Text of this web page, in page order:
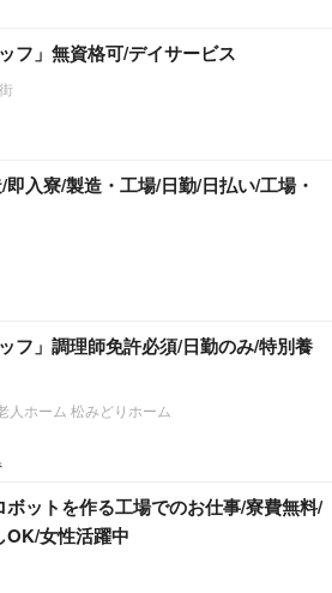
フ」無資格可/デイサービス
即入寮/製造・工場/日勤/日払い/工場・
フ」調理師免許必須/日勤のみ/特別養
人ホーム 松みどりホーム
ットを作る工場でのお仕事/寮費無料/
OK/女性活躍中